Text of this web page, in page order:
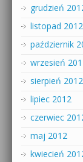
grudzień
listopad 2012
październik
wrzesień
sierpień 2012
lipiec 2012
czerwiec
maj 2012
kwiecień